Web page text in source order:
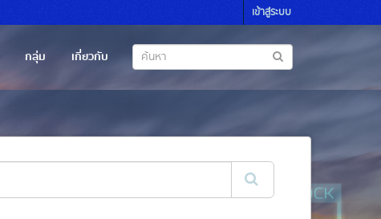
เข้าสู่ระบบ
กลุ่ม เกี่ยวกับ